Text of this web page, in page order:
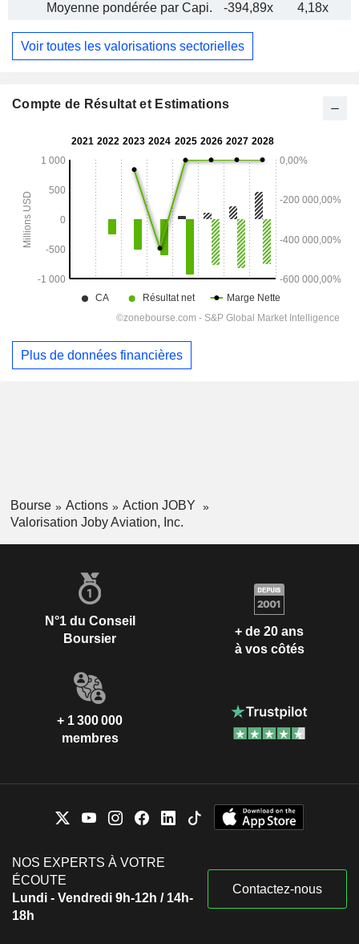
Moyenne pondérée par Capi.
-394,89x 4,18x
Voir toutes les valorisations sectorielles
Compte de Résultat et Estimations
Plus de données financières
Bourse Actions
Action JOBY
Valorisation Joby Aviation, Inc.
N°1 du Conseil
Boursier
+ de 20 ans
à vos côtés
+ 1 300 000
membres
NOS EXPERTS À VOTRE
ÉCOUTE
Lundi - Vendredi 9h-12h / 14h-
18h
Contactez-nous